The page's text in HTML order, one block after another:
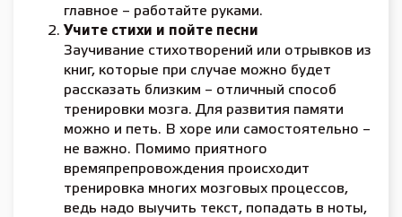
главное – работайте руками.
Учите стихи и пойте песни
Заучивание стихотворений или отрывков из
книг, которые при случае можно будет
рассказать близким – отличный способ
тренировки мозга. Для развития памяти
можно и петь. В хоре или самостоятельно –
не важно. Помимо приятного
времяпрепровождения происходит
тренировка многих мозговых процессов,
ведь надо выучить текст, попадать в ноты,